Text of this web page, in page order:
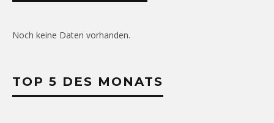
Noch keine Daten vorhanden.
TOP 5 DES MONATS